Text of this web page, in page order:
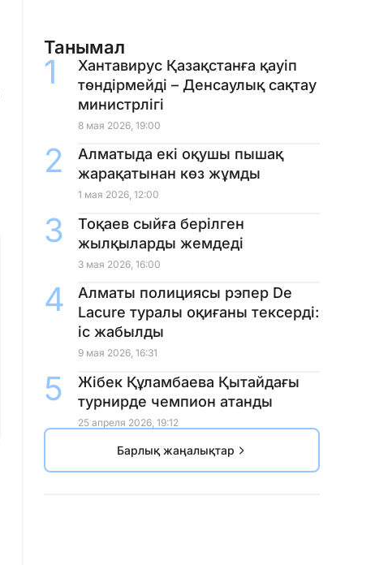
Танымал
Хантавирус Қазақстанға қауіп
төндірмейді – Денсаулық сақтау
министрлігі
8 мая 2026, 19:00
Алматыда екі оқушы пышақ
жарақатынан көз жұмды
1 мая 2026, 12:00
Тоқаев сыйға берілген
жылқыларды жемдеді
3 мая 2026, 16:00
Алматы полициясы рэпер De
Lacure туралы оқиғаны тексерді:
іс жабылды
9 мая 2026, 16:31
Жібек Құламбаева Қытайдағы
турнирде чемпион атанды
25 апреля 2026, 19:12
Барлық жаңалықтар